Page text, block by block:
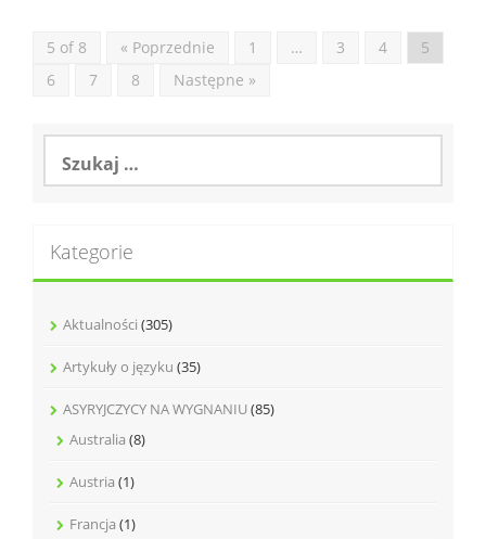
5 of 8 « Poprzednie 1 … 3 4
5
6
7 8 Następne »
Szukaj:
Kategorie
Aktualności (305)
Artykuły o języku (35)
ASYRYJCZYCY NA WYGNANIU(85)
Australia (8)
Austria (1)
Francja (1)